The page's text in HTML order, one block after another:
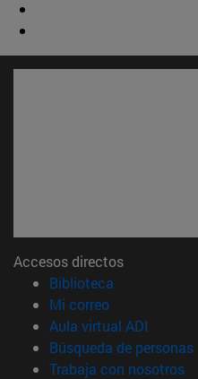
Accesos directos
Biblioteca
Mi correo(abre en
Aula virtual ADI
Búsqueda de personas
Trabaja con nosotros